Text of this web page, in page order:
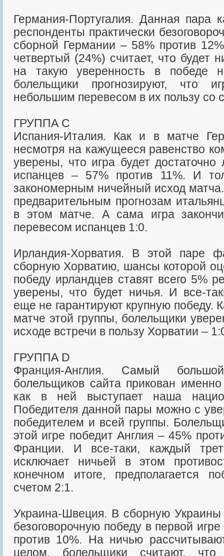
Германия-Португалия. Данная пара
респонденты практически
сборной Германии – 58% против
четвертый (24%) считает, что будет
на такую уверенность в победе
болельщики прогнозируют, что
небольшим перевесом в их пользу со
ГРУППА С
Испания-Италия. Как и в матче
несмотря на кажущееся равенство
уверены, что игра будет достаточно
испанцев – 57% против 11%. И
закономерным ничейный исход
предварительным прогнозам
в этом матче. А сама игра
перевесом испанцев 1:0.
Ирландия-Хорватия. В этой паре
сборную Хорватию, шансы которой
победу ирландцев ставят всего 5%
уверены, что будет ничья. И все-
еще не гарантируют крупную победу.
матче этой группы, болельщики
исходе встречи в пользу Хорватии –
ГРУППА D
Франция-Англия. Самый
болельщиков сайта прикован именно
как в ней выступает наша
Победителя данной пары можно с
победителем и всей группы.
этой игре победит Англия – 45%
Франции. И все-таки, каждый
исключает ничьей в этом
конечном итоге, предполагается
счетом 2:1.
Украина-Швеция. В сборную Украины
безоговорочную победу в первой
против 10%. На ничью
целом, болельщики считают, что